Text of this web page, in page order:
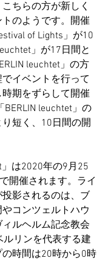
ちらの方が新しく
のようです。開催
of Lights」が10
」が17日間と
leuchtet」の方
イベントを行って
期をずらして開催
leuchtet」の
短く、10日間の開
」は2020年の9月25
開催されます。ライ
投影されるのは、ブ
コンツェルトハウ
ルヘルム記念教会
リンを代表する建
時間は20時から0時